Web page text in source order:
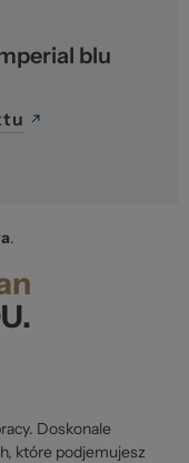
.
Doskonale
które podjemujesz
blu